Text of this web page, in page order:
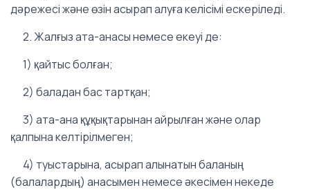
дәрежесі және өзін асырап алуға келісімі ескеріледі.
2. Жалғыз ата-анасы немесе екеуі де:
1) қайтыс болған;
2) баладан бас тартқан;
3) ата-ана құқықтарынан айрылған және олар
қалпына келтірілмеген;
4) туыстарына, асырап алынатын баланың
(балалардың) анасымен немесе әкесімен некеде